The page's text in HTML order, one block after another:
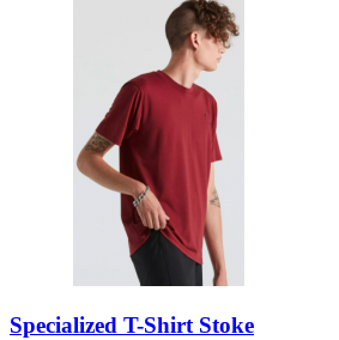
Specialized T-Shirt Stoke